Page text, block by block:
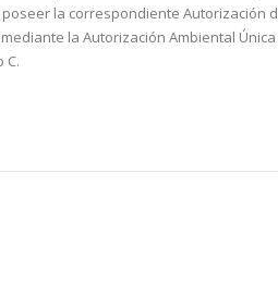
la correspondiente Autorización
la Autorización Ambiental
C.